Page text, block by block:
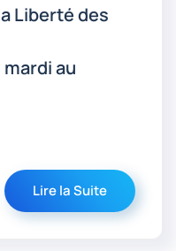
Liberté des
mardi au
Lire la Suite